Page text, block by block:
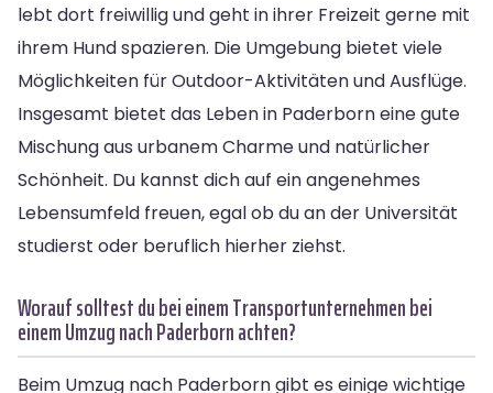
lebt dort freiwillig und geht in ihrer Freizeit gerne mit
ihrem Hund spazieren. Die Umgebung bietet viele
Möglichkeiten für Outdoor-Aktivitäten und Ausflüge.
Insgesamt bietet das Leben in Paderborn eine gute
Mischung aus urbanem Charme und natürlicher
Schönheit. Du kannst dich auf ein angenehmes
Lebensumfeld freuen, egal ob du an der Universität
studierst oder beruflich hierher ziehst.
Worauf solltest du bei einem Transportunternehmen bei
einem Umzug nach Paderborn achten?
Beim Umzug nach Paderborn gibt es einige wichtige